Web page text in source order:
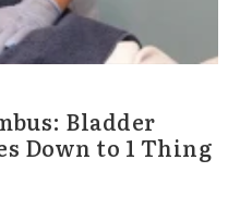
Bladder
Down to 1 Thing